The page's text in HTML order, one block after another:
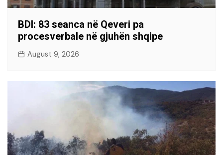
BDI: 83 seanca në Qeveri pa
procesverbale në gjuhën shqipe
August 9, 2026